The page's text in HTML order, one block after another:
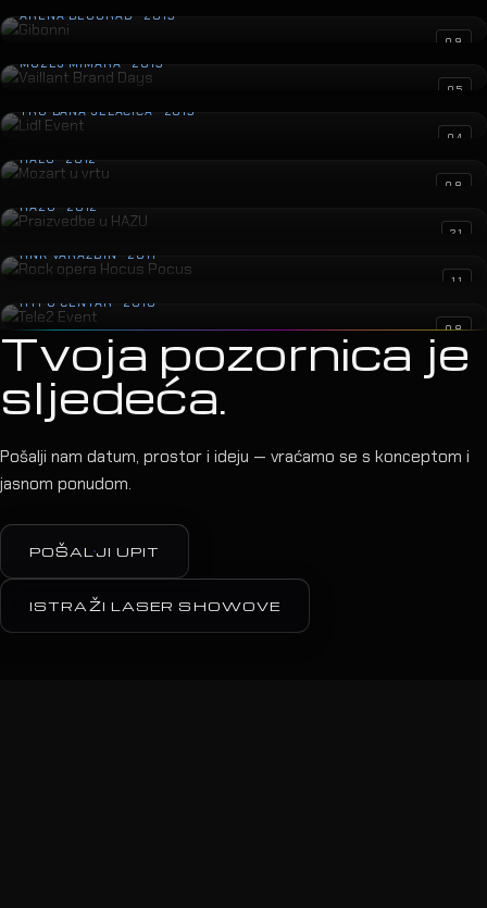
ARENA BEOGRAD · 2013
09
Vaillant Brand Days
MUZEJ MIMARA · 2013
05
Lidl Event
TRG BANA JELAČIĆA · 2013
04
Mozart u vrtu
HALU · 2012
08
Praizvedbe u HAZU
HAZU · 2012
21
Rock opera Hocus Pocus
HNK VARAŽDIN · 2011
11
Tele2 Event
HYPO CENTAR · 2010
08
Tvoja pozornica je
sljedeća.
Pošalji nam datum, prostor i ideju — vraćamo se s konceptom i
jasnom ponudom.
POŠALJI UPIT
ISTRAŽI LASER SHOWOVE